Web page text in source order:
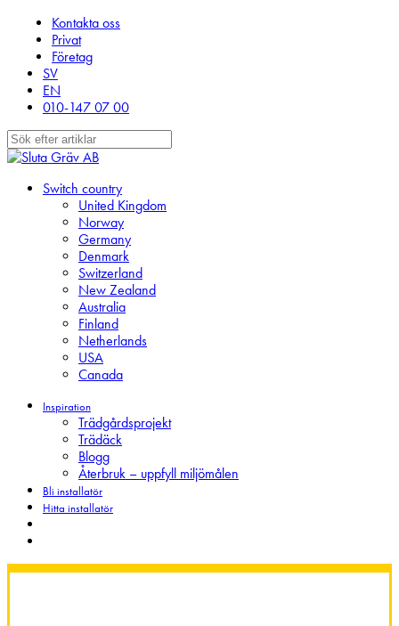
content
Kontakta oss
Privat
Företag
SV
EN
010-147 07 00
Close
search
Menu
Switch country
United Kingdom
Norway
Germany
Denmark
Switzerland
New Zealand
Australia
Finland
Netherlands
USA
Canada
Inspiration
Trädgårdsprojekt
Trädäck
Blogg
Återbruk – uppfyll miljömålen
Bli installatör
Hitta installatör